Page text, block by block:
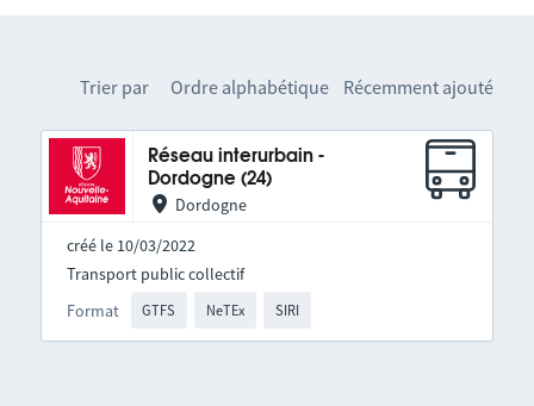
Trier par Ordre alphabétique Récemment ajouté
Réseau interurbain -
Dordogne (24)
Dordogne
créé le 10/03/2022
Format GTFS NeTEx SIRI
Transport public collectif